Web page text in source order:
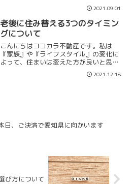
約金や家賃補助を負担していただいてい
ましたので大変さがわかっていませんで
した。また私は売買を専門...
2021.09.01
老後に住み替える3つのタイミン
グについて
こんにちはココカラ不動産です。私は
『家族』や『ライフスタイル』の変化に
よって、住まいは変えた方が良いと思っ
ています。『人生100年時代』を迎え
て、老後に住み替えをすることで、より
2021.12.18
日、ご決済で愛知県に向かいます
び方について